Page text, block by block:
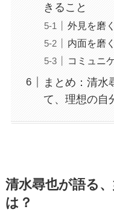
きること
外見を磨く
内面を磨く
コミュニ
まとめ：清水
て、理想の自
清水尋也が語る
は？